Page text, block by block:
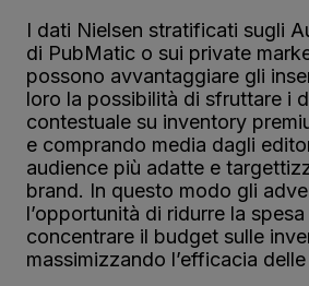
I dati Nielsen stratificati sugli
di PubMatic o sui private
possono avvantaggiare gli
loro la possibilità di sfruttare i
contestuale su inventory
e comprando media dagli
audience più adatte e
brand. In questo modo gli
l’opportunità di ridurre la
concentrare il budget sulle
massimizzando l’efficacia